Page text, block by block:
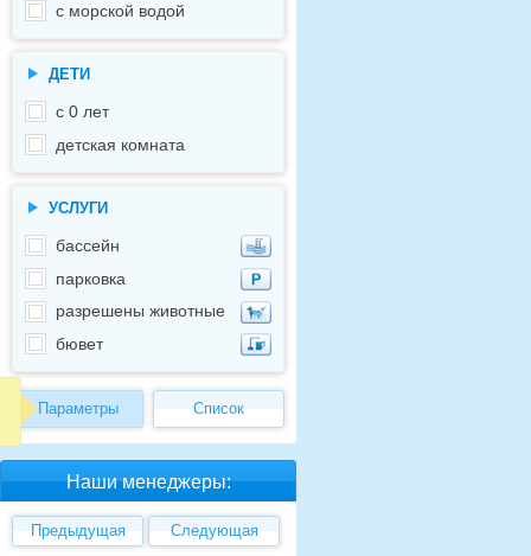
с морской водой
ДЕТИ
с 0 лет
детская комната
УСЛУГИ
бассейн
парковка
разрешены животные
бювет
Параметры Список
Наши менеджеры:
Предыдущая Следующая